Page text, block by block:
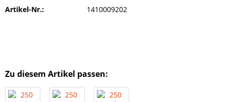
Artikel-Nr.: 1410009202
Zu diesem Artikel passen: